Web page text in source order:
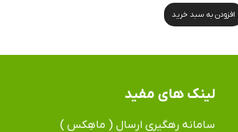
افزودن به سبد خرید
لینک های مفید
سامانه رهگیری ارسال ( ماهِکس )